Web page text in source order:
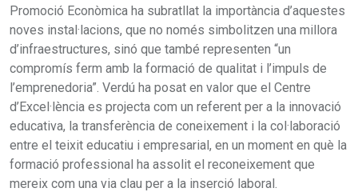
Promoció Econòmica ha subratllat la importància d’aquestes
noves instal·lacions, que no només simbolitzen una millora
d’infraestructures, sinó que també representen “un
compromís ferm amb la formació de qualitat i l’impuls de
l’emprenedoria”. Verdú ha posat en valor que el Centre
d’Excel·lència es projecta com un referent per a la innovació
educativa, la transferència de coneixement i la col·laboració
entre el teixit educatiu i empresarial, en un moment en què la
formació professional ha assolit el reconeixement que
mereix com una via clau per a la inserció laboral.